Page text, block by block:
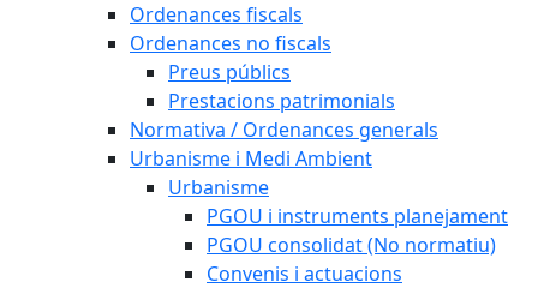
Ordenances fiscals
Ordenances no fiscals
Preus públics
Prestacions patrimonials
Normativa / Ordenances generals
Urbanisme i Medi Ambient
Urbanisme
PGOU i instruments planejament
PGOU consolidat (No normatiu)
Convenis i actuacions